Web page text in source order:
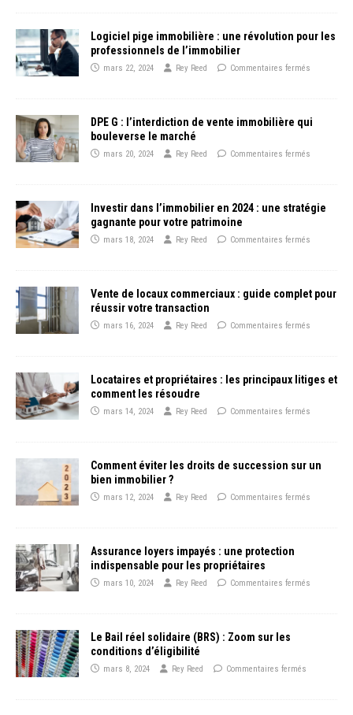
Logiciel pige immobilière : une révolution pour les
professionnels de l’immobilier
mars 22, 2024 Rey Reed Commentaires fermés
DPE G : l’interdiction de vente immobilière qui
bouleverse le marché
mars 20, 2024 Rey Reed Commentaires fermés
Investir dans l’immobilier en 2024 : une stratégie
gagnante pour votre patrimoine
mars 18, 2024 Rey Reed Commentaires fermés
Vente de locaux commerciaux : guide complet pour
réussir votre transaction
mars 16, 2024 Rey Reed Commentaires fermés
Locataires et propriétaires : les principaux litiges et
comment les résoudre
mars 14, 2024 Rey Reed Commentaires fermés
Comment éviter les droits de succession sur un
bien immobilier ?
mars 12, 2024 Rey Reed Commentaires fermés
Assurance loyers impayés : une protection
indispensable pour les propriétaires
mars 10, 2024 Rey Reed Commentaires fermés
Le Bail réel solidaire (BRS) : Zoom sur les
conditions d’éligibilité
mars 8, 2024 Rey Reed Commentaires fermés